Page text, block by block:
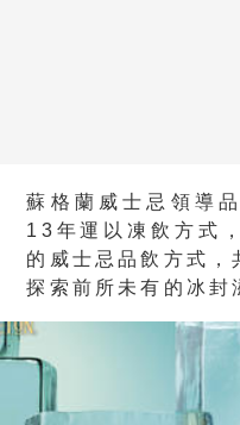
蘇格蘭威士忌領導
13年運以凍飲方式
的威士忌品飲方式，
探索前所未有的冰封